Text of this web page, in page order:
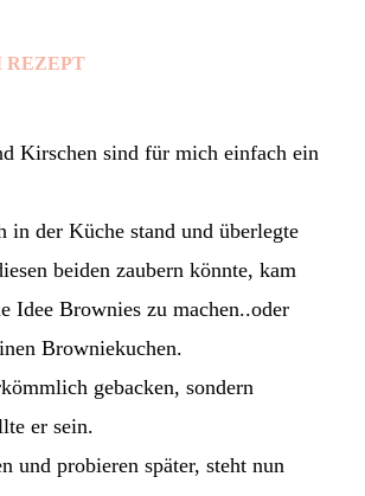
REZEPT
Kirschen sind für mich einfach ein
in der Küche stand und überlegte
beiden zaubern könnte, kam
Idee Brownies zu machen..oder
Browniekuchen.
gebacken, sondern
er sein.
und probieren später, steht nun